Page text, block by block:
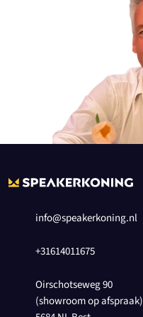
info@speakerkoning.nl
+31614011675
Oirschotseweg 90
(showroom op afspraak)